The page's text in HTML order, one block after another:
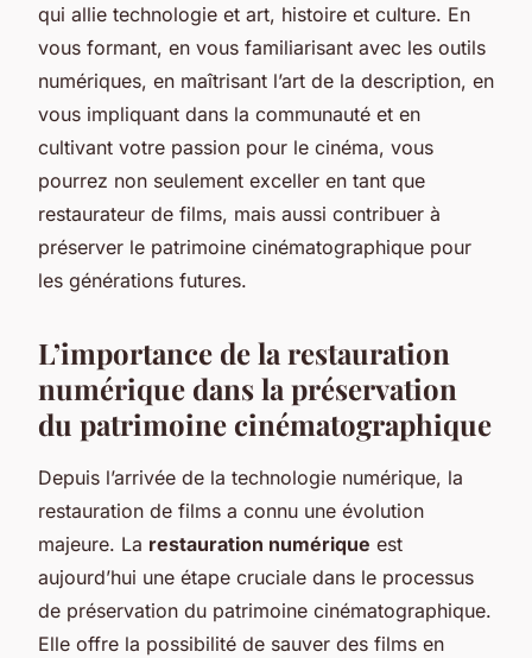
qui allie technologie et art, histoire et culture. En
vous formant, en vous familiarisant avec les outils
numériques, en maîtrisant l’art de la description, en
vous impliquant dans la communauté et en
cultivant votre passion pour le cinéma, vous
pourrez non seulement exceller en tant que
restaurateur de films, mais aussi contribuer à
préserver le patrimoine cinématographique pour
les générations futures.
L’importance de la restauration
numérique dans la préservation
du patrimoine cinématographique
Depuis l’arrivée de la technologie numérique, la
restauration de films a connu une évolution
majeure. La restauration numérique est
aujourd’hui une étape cruciale dans le processus
de préservation du patrimoine cinématographique.
Elle offre la possibilité de sauver des films en